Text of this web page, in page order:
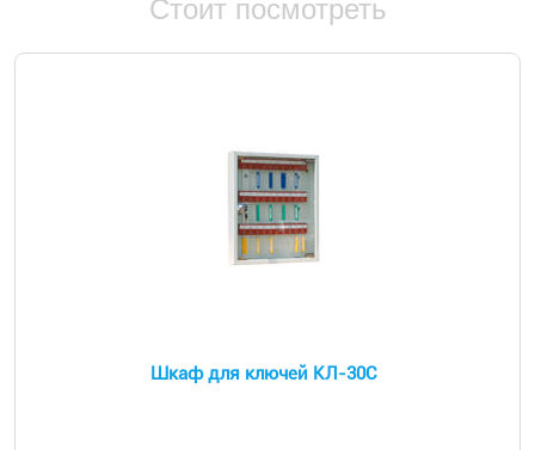
Стоит посмотреть
Шкаф для ключей КЛ-30C